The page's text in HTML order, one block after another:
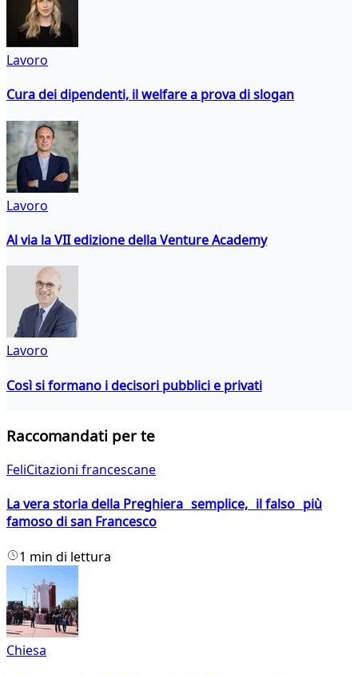
Lavoro
Cura dei dipendenti, il welfare a prova di slogan
Lavoro
Al via la VII edizione della Venture Academy
Lavoro
Così si formano i decisori pubblici e privati
Raccomandati per te
FeliCitazioni francescane
La vera storia della Preghiera semplice, il falso più
famoso di san Francesco
1 min di lettura
Chiesa